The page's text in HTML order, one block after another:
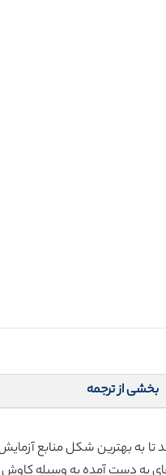
بخشی از ترجمه
تا به بهترین شکل منابع